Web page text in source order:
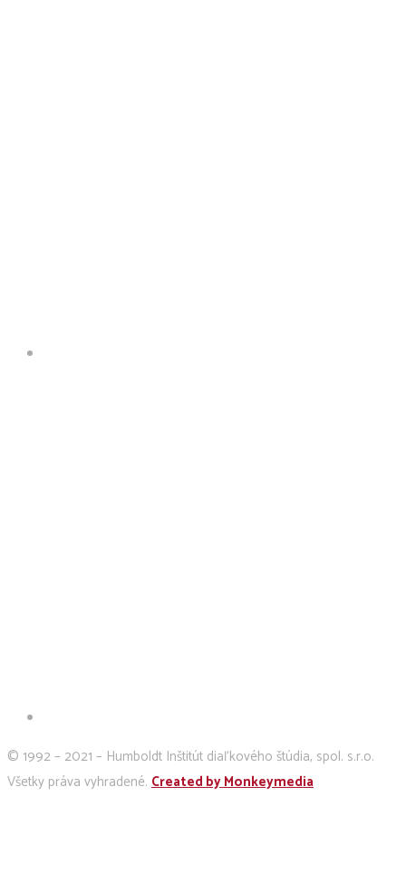
© 1992 – 2021 – Humboldt Inštitút diaľkového štúdia, spol. s.r.o.
Všetky práva vyhradené. Created by Monkeymedia